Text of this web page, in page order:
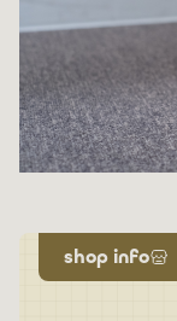
shop info